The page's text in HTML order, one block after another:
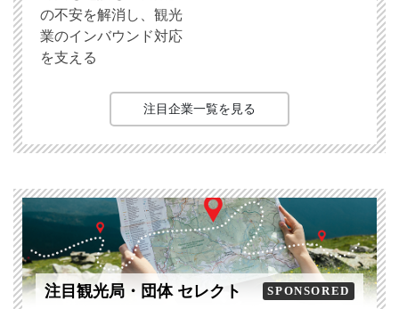
の不安を解消し、観光
業のインバウンド対応
を支える
注目企業一覧を見る
注目観光局・団体 セレクト SPONSORED